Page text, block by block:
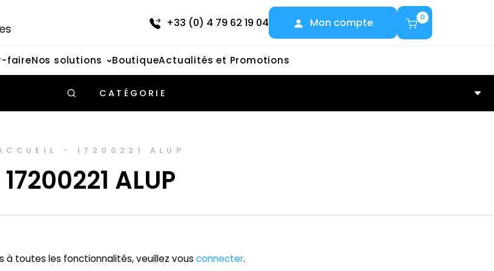
+33 (0) 4 79 62 19 04 Mon compte 0
faireNos solutions BoutiqueActualités et Promotions
CATÉGORIE
- 17200221 ALUP
17200221 ALUP
à toutes les fonctionnalités, veuillez vous connecter.